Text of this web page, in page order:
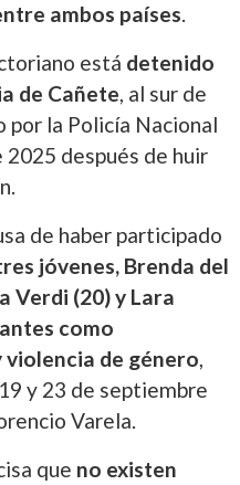
ambos países.
está detenido
de Cañete, al sur de
por la Policía Nacional
después de huir
de haber participado
jóvenes, Brenda del
Verdi (20) y Lara
como
violencia de género,
y 23 de septiembre
Varela.
que no existen